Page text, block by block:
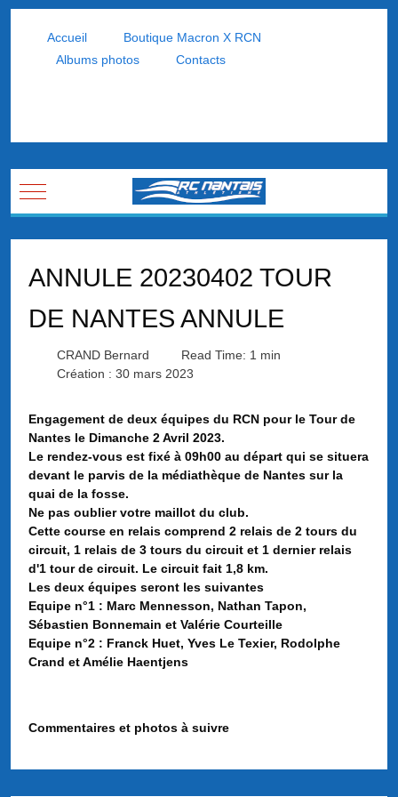
Accueil
Boutique Macron X RCN
Albums photos
Contacts
Mobile Menu Toggle
ANNULE 20230402 TOUR
DE NANTES ANNULE
CRAND Bernard
Read Time: 1 min
Création : 30 mars 2023
Engagement de deux équipes du RCN pour le Tour de
Nantes le Dimanche 2 Avril 2023.
Le rendez-vous est fixé à 09h00 au départ qui se situera
devant le parvis de la médiathèque de Nantes sur la
quai de la fosse.
Ne pas oublier votre maillot du club.
Cette course en relais comprend 2 relais de 2 tours du
circuit, 1 relais de 3 tours du circuit et 1 dernier relais
d'1 tour de circuit. Le circuit fait 1,8 km.
Les deux équipes seront les suivantes
Equipe n°1 : Marc Mennesson, Nathan Tapon,
Sébastien Bonnemain et Valérie Courteille
Equipe n°2 : Franck Huet, Yves Le Texier, Rodolphe
Crand et Amélie Haentjens
Commentaires et photos à suivre